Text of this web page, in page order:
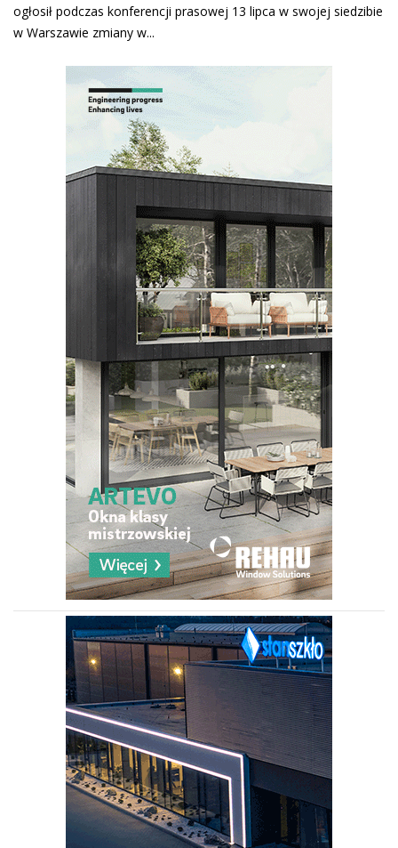
ogłosił podczas konferencji prasowej 13 lipca w swojej siedzibie
w Warszawie zmiany w...